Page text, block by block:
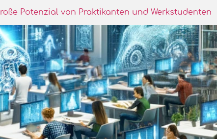
Potenzial von Praktikanten und Werkstudenten